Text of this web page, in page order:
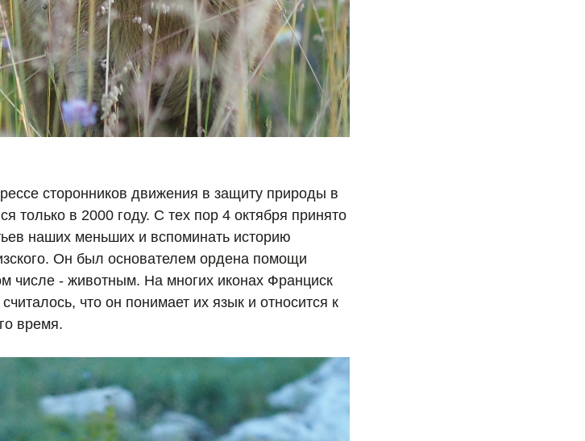
сторонников движения в защиту природы в
только в 2000 году. С тех пор 4 октября принято
наших меньших и вспоминать историю
Он был основателем ордена помощи
числе - животным. На многих иконах Франциск
что он понимает их язык и относится к
время.